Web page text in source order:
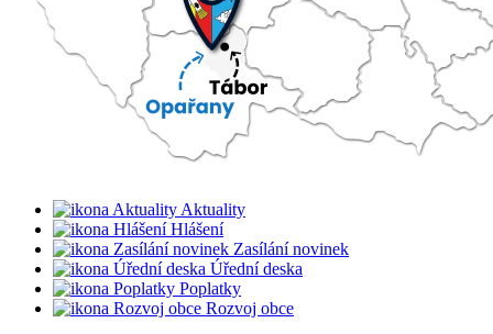
Aktuality
Hlášení
Zasílání novinek
Úřední deska
Poplatky
Rozvoj obce